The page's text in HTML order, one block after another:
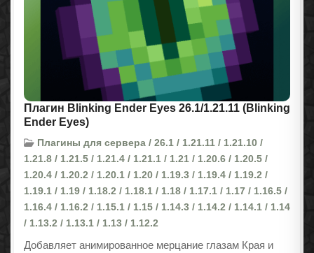
Плагин Blinking Ender Eyes 26.1/1.21.11 (Blinking
Ender Eyes)
Плагины для сервера / 26.1 / 1.21.11 / 1.21.10 /
1.21.8 / 1.21.5 / 1.21.4 / 1.21.1 / 1.21 / 1.20.6 / 1.20.5 /
1.20.4 / 1.20.2 / 1.20.1 / 1.20 / 1.19.3 / 1.19.4 / 1.19.2 /
1.19.1 / 1.19 / 1.18.2 / 1.18.1 / 1.18 / 1.17.1 / 1.17 / 1.16.5 /
1.16.4 / 1.16.2 / 1.15.1 / 1.15 / 1.14.3 / 1.14.2 / 1.14.1 / 1.14
/ 1.13.2 / 1.13.1 / 1.13 / 1.12.2
Добавляет анимированное мерцание глазам Края и